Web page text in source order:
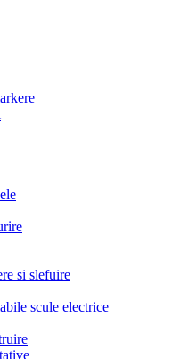
si slefuire
scule electrice